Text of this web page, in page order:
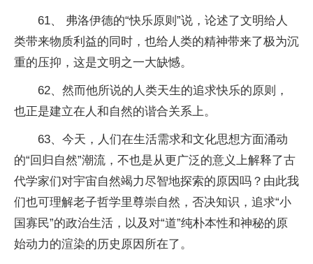
61、 弗洛伊德的“快乐原则”说，论述了文明给人
类带来物质利益的同时，也给人类的精神带来了极为沉
重的压抑，这是文明之一大缺憾。
62、然而他所说的人类天生的追求快乐的原则，
也正是建立在人和自然的谐合关系上。
63、今天，人们在生活需求和文化思想方面涌动
的“回归自然”潮流，不也是从更广泛的意义上解释了古
代学家们对宇宙自然竭力尽智地探索的原因吗？由此我
们也可理解老子哲学里尊崇自然，否决知识，追求“小
国寡民”的政治生活，以及对“道”纯朴本性和神秘的原
始动力的渲染的历史原因所在了。